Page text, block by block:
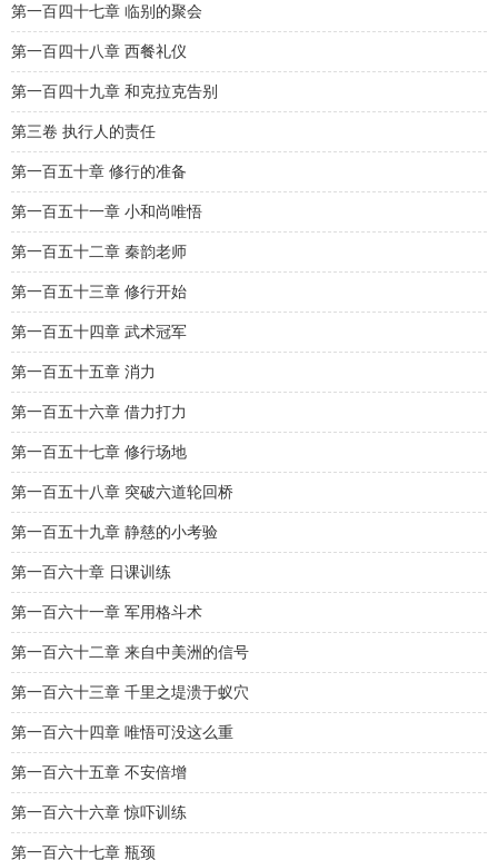
第一百四十七章 临别的聚会
第一百四十八章 西餐礼仪
第一百四十九章 和克拉克告别
第三卷 执行人的责任
第一百五十章 修行的准备
第一百五十一章 小和尚唯悟
第一百五十二章 秦韵老师
第一百五十三章 修行开始
第一百五十四章 武术冠军
第一百五十五章 消力
第一百五十六章 借力打力
第一百五十七章 修行场地
第一百五十八章 突破六道轮回桥
第一百五十九章 静慈的小考验
第一百六十章 日课训练
第一百六十一章 军用格斗术
第一百六十二章 来自中美洲的信号
第一百六十三章 千里之堤溃于蚁穴
第一百六十四章 唯悟可没这么重
第一百六十五章 不安倍增
第一百六十六章 惊吓训练
第一百六十七章 瓶颈